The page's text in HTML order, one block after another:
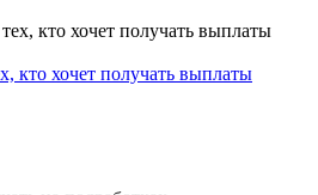
кто хочет получать выплаты